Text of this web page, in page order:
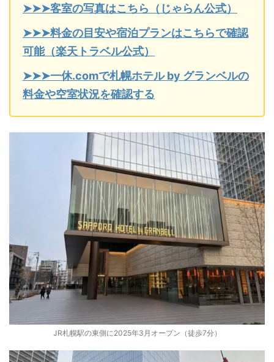
➤➤➤客室の写真はこちら（じゃらん公式）
➤➤➤料金の目安や宿泊プランはこちらで確認
可能（楽天トラベル公式）
➤➤➤一休.comで札幌ホテル by グランベルの
料金や空室状況を確認する
JR札幌駅の東側に2025年3月オープン（徒歩7分）